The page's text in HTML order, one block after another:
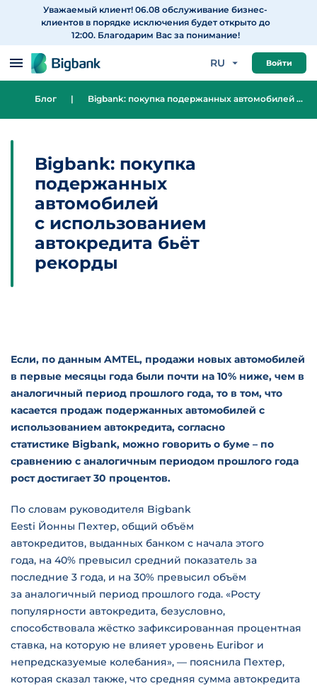
Перейти к содержанию
Уважаемый клиент! 06.08 обслуживание бизнес-
клиентов в порядке исключения будет открыто до
12:00. Благодарим Вас за понимание!
RU Войти
Блог | Bigbank: покупка подержанных автомобилей с использованием автокредита бьёт рекорды
Bigbank: покупка
подержанных
автомобилей
с использованием
автокредита бьёт
рекорды
Если, по данным AMTEL, продажи новых автомобилей
в первые месяцы года были почти на 10% ниже, чем в
аналогичный период прошлого года, то в том, что
касается продаж подержанных автомобилей с
использованием автокредита, согласно
статистике Bigbank, можно говорить о буме – по
сравнению с аналогичным периодом прошлого года
рост достигает 30 процентов.
По словам руководителя Bigbank
Eesti Йонны Пехтер, общий объём
автокредитов, выданных банком с начала этого
года, на 40% превысил средний показатель за
последние 3 года, и на 30% превысил объём
за аналогичный период прошлого года. «Росту
популярности автокредита, безусловно,
способствовала жёстко зафиксированная процентная
ставка, на которую не влияет уровень Euribor и
непредсказуемые колебания», — пояснила Пехтер,
которая сказал также, что средняя сумма автокредита